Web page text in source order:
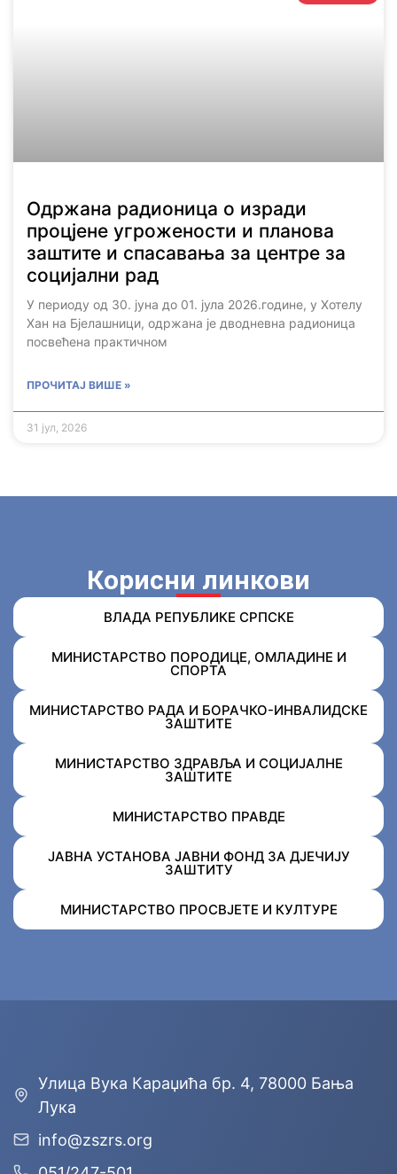
Одржана радионица о изради
процјене угрожености и планова
заштите и спасавања за центре за
социјални рад
У периоду од 30. јуна до 01. јула 2026.године, у Хотелу
Хан на Бјелашници, одржана је дводневна радионица
посвећена практичном
ПРОЧИТАЈ ВИШЕ »
31 јул, 2026
Корисни линкови
ВЛАДА РЕПУБЛИКЕ СРПСКЕ
МИНИСТАРСТВО ПОРОДИЦЕ, ОМЛАДИНЕ И
СПОРТА
МИНИСТАРСТВО РАДА И БОРАЧКО-ИНВАЛИДСКЕ
ЗАШТИТЕ
МИНИСТАРСТВО ЗДРАВЉА И СОЦИЈАЛНЕ
ЗАШТИТЕ
МИНИСТАРСТВО ПРАВДЕ
ЈАВНА УСТАНОВА ЈАВНИ ФОНД ЗА ДЈЕЧИЈУ
ЗАШТИТУ
МИНИСТАРСТВО ПРОСВЈЕТЕ И КУЛТУРЕ
Улицa Вука Караџића бр. 4, 78000 Бања
Лука
info@zszrs.org